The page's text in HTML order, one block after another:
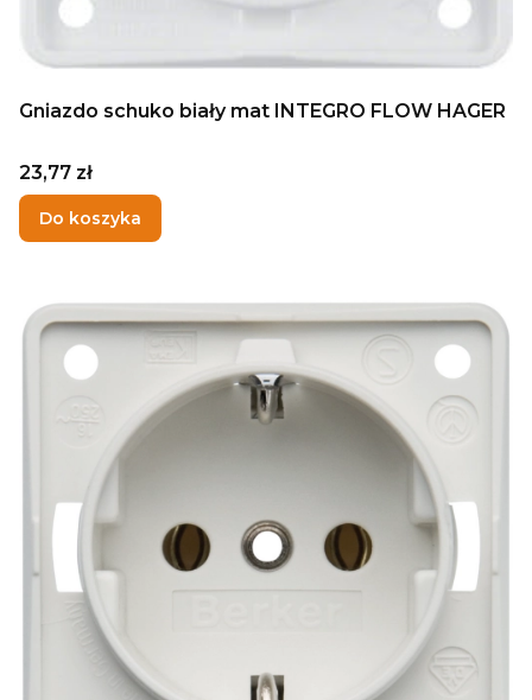
Gniazdo schuko biały mat INTEGRO FLOW HAGER
Cena
23,77 zł
Do koszyka